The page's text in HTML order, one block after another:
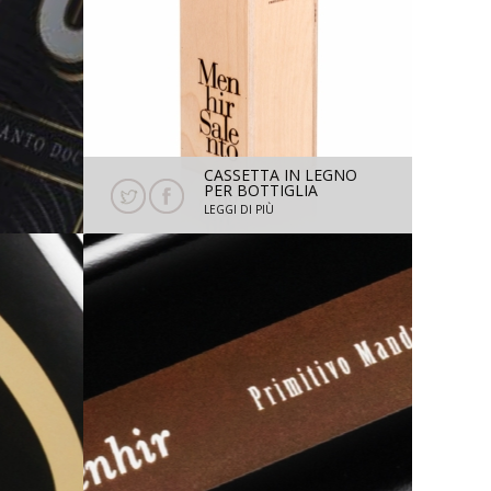
CASSETTA IN LEGNO
PER BOTTIGLIA
MAGNUM 1,5 L
LEGGI DI PIÙ